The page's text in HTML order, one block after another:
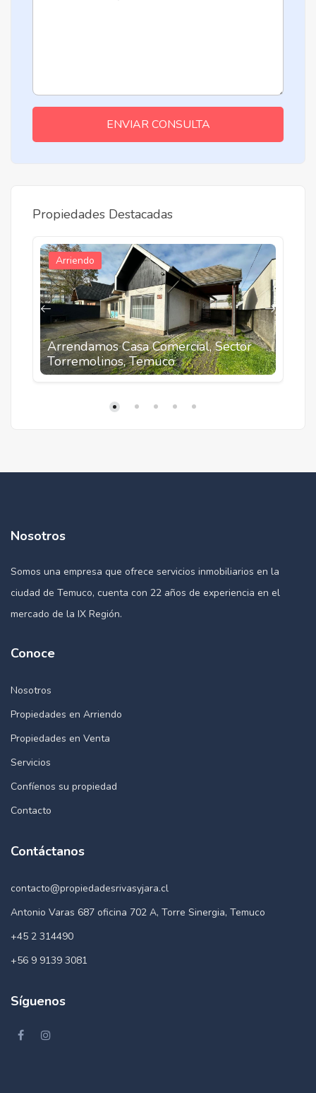
ENVIAR CONSULTA
Propiedades Destacadas
Arriendo
Arrendamos Casa Comercial, Sector
Torremolinos, Temuco
Nosotros
Somos una empresa que ofrece servicios inmobiliarios en la
ciudad de Temuco, cuenta con 22 años de experiencia en el
mercado de la IX Región.
Conoce
Nosotros
Propiedades en Arriendo
Propiedades en Venta
Servicios
Confíenos su propiedad
Contacto
Contáctanos
contacto@propiedadesrivasyjara.cl
Antonio Varas 687 oficina 702 A, Torre Sinergia, Temuco
+45 2 314490
+56 9 9139 3081
Síguenos